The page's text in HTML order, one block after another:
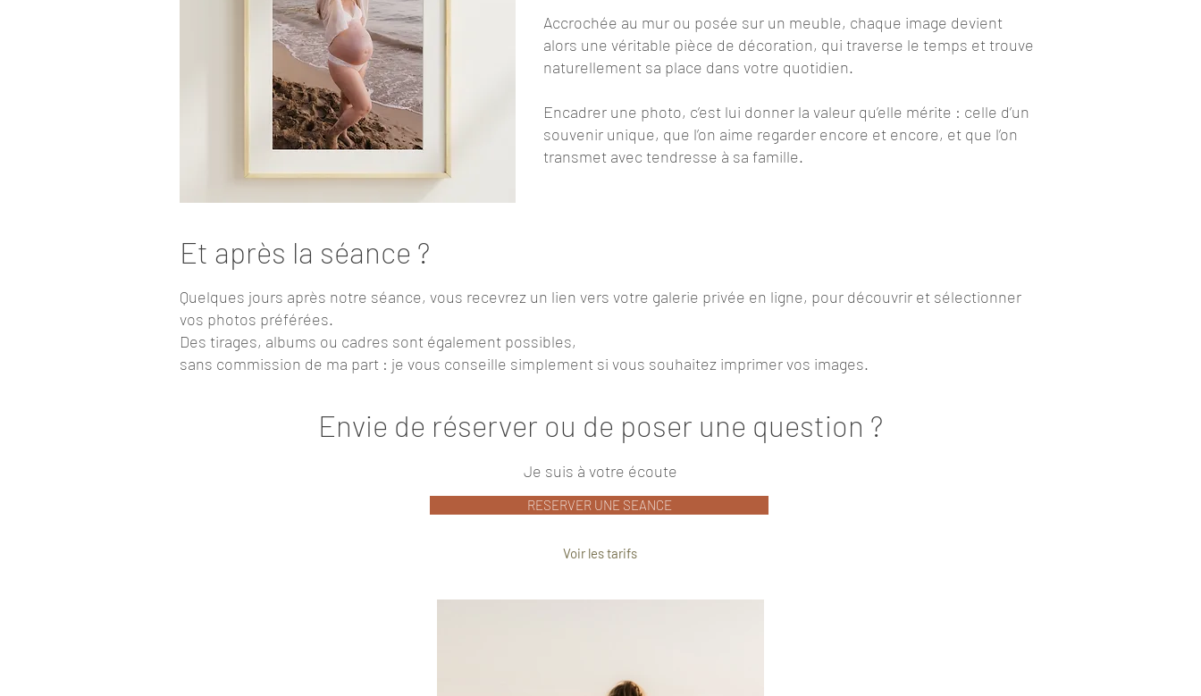
Accrochée au mur ou posée sur un meuble, chaque image devient
alors une véritable pièce de décoration, qui traverse le temps et trouve
naturellement sa place dans votre quotidien.
Encadrer une photo, c’est lui donner la valeur qu’elle mérite : celle d’un
souvenir unique, que l’on aime regarder encore et encore, et que l’on
transmet avec tendresse à sa famille.
Et après la séance ?
Quelques jours après notre séance, vous recevrez un lien vers votre galerie privée en ligne, pour découvrir et sélectionner
vos photos préférées.
Des tirages, albums ou cadres sont également possibles,
sans commission de ma part : je vous conseille simplement si vous souhaitez imprimer vos images.
Envie de réserver ou de poser une question ?
Je suis à votre écoute
RESERVER UNE SEANCE
Voir les tarifs